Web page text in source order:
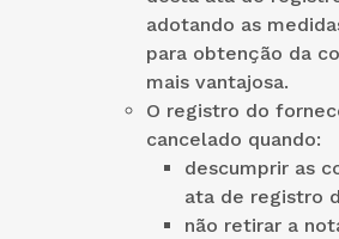
adotando as
para obtenção da
mais vantajosa.
O registro do
cancelado quando:
descumprir as
ata de registro
não retirar a